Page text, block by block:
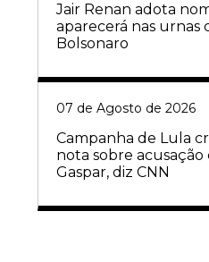
Jair Renan adota
aparecerá nas urnas
Bolsonaro
07 de Agosto de 2026
Campanha de Lula
nota sobre
Gaspar, diz CNN